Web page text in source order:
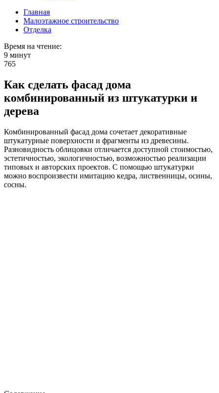
Главная
Малоэтажное строительство
Отделка
Время на чтение:
9 минут
765
Как сделать фасад дома
комбинированный из штукатурки и
дерева
Комбинированный фасад дома сочетает декоративные
штукатурные поверхности и фрагменты из древесины.
Разновидность облицовки отличается доступной стоимостью,
эстетичностью, экологичностью, возможностью реализации
типовых и авторских проектов. С помощью штукатурки
можно воспроизвести имитацию кедра, лиственницы, осины,
сосны.